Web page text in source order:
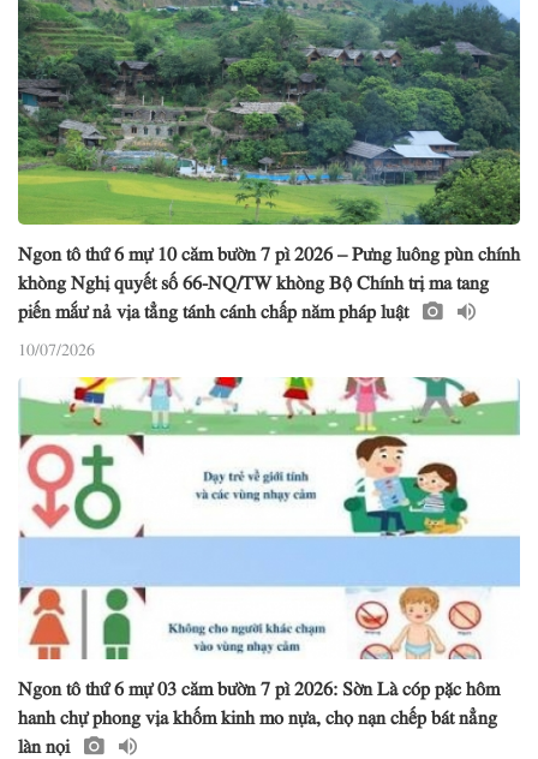
Ngon tô thứ 6 mự 10 căm bườn 7 pì 2026 – Pưng luông pùn chính
khòng Nghị quyết số 66-NQ/TW khòng Bộ Chính trị ma tang
piến mắư nả vịa tẳng tánh cánh chấp năm pháp luật
10/07/2026
Ngon tô thứ 6 mự 03 căm bườn 7 pì 2026: Sờn Là cóp pặc hôm
hanh chự phong vịa khốm kinh mo nựa, chọ nạn chếp bát nẳng
làn nọi